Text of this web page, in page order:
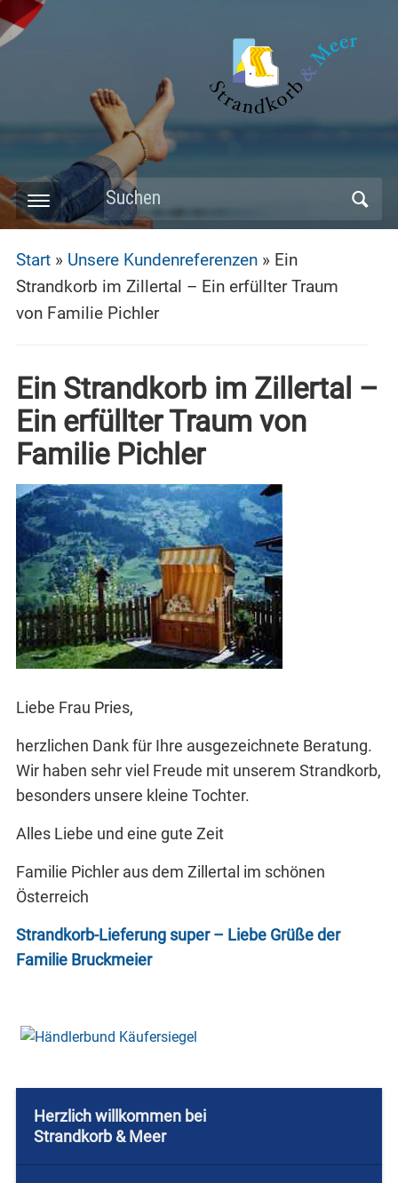
Skip
to
main
content
Toggle
menu
Search
for:
Start» Unsere Kundenreferenzen» Ein
Strandkorb im Zillertal – Ein erfüllter Traum
von Familie Pichler
Herzlich willkommen bei
Strandkorb & Meer
Ein Strandkorb im Zillertal –
Ein erfüllter Traum von
Familie Pichler
Liebe Frau Pries,
herzlichen Dank für Ihre ausgezeichnete Beratung.
Wir haben sehr viel Freude mit unserem Strandkorb,
besonders unsere kleine Tochter.
Alles Liebe und eine gute Zeit
Familie Pichler aus dem Zillertal im schönen
Österreich
Strandkorb-Lieferung super – Liebe Grüße der
Familie Bruckmeier